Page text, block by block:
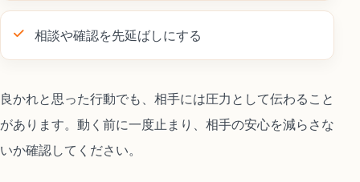
相談や確認を先延ばしにする
良かれと思った行動でも、相手には圧力として伝わること
があります。動く前に一度止まり、相手の安心を減らさな
いか確認してください。